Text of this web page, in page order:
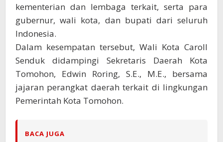
kementerian dan lembaga terkait, serta para
gubernur, wali kota, dan bupati dari seluruh
Indonesia.
Dalam kesempatan tersebut, Wali Kota Caroll
Senduk didampingi Sekretaris Daerah Kota
Tomohon, Edwin Roring, S.E., M.E., bersama
jajaran perangkat daerah terkait di lingkungan
Pemerintah Kota Tomohon.
BACA JUGA